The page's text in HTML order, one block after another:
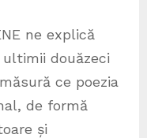
ne explică
douăzeci
ce poezia
de formă
și